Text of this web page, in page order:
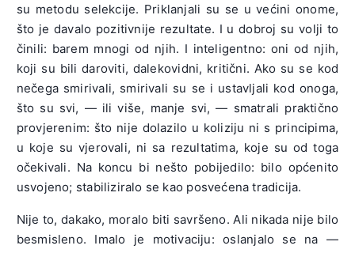
su metodu selekcije. Priklanjali su se u većini onome,
što je davalo pozitivnije rezultate. I u dobroj su volji to
činili: barem mnogi od njih. I inteligentno: oni od njih,
koji su bili daroviti, dalekovidni, kritični. Ako su se kod
nečega smirivali, smirivali su se i ustavljali kod onoga,
što su svi, — ili više, manje svi, — smatrali praktično
provjerenim: što nije dolazilo u koliziju ni s principima,
u koje su vjerovali, ni sa rezultatima, koje su od toga
očekivali. Na koncu bi nešto pobijedilo: bilo općenito
usvojeno; stabiliziralo se kao posvećena tradicija.
Nije to, dakako, moralo biti savršeno. Ali nikada nije bilo
besmisleno. Imalo je motivaciju: oslanjalo se na —